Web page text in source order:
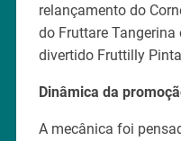
relançamento do
do Fruttare
divertido Fruttilly
Dinâmica da
A mecânica foi